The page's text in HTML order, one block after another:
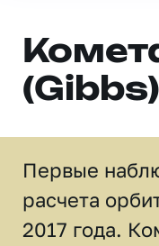
(Gibbs)
Первые
расчета
2017 года.